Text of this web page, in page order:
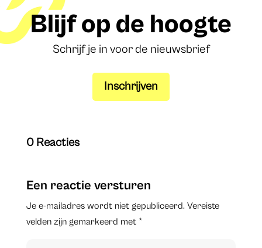
Blijf op de hoogte
Schrijf je in voor de nieuwsbrief
Inschrijven
0 Reacties
Een reactie versturen
Je e-mailadres wordt niet gepubliceerd. Vereiste
velden zijn gemarkeerd met *